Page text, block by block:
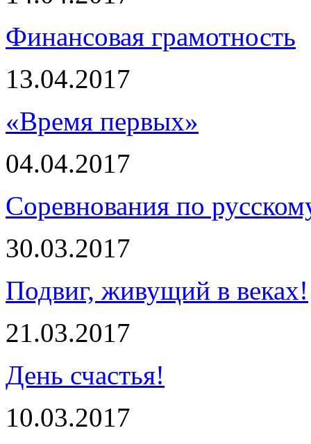
Финансовая грамотность
13.04.2017
«Время первых»
04.04.2017
Соревнования по
30.03.2017
Подвиг, живущий в веках!
21.03.2017
День счастья!
10.03.2017